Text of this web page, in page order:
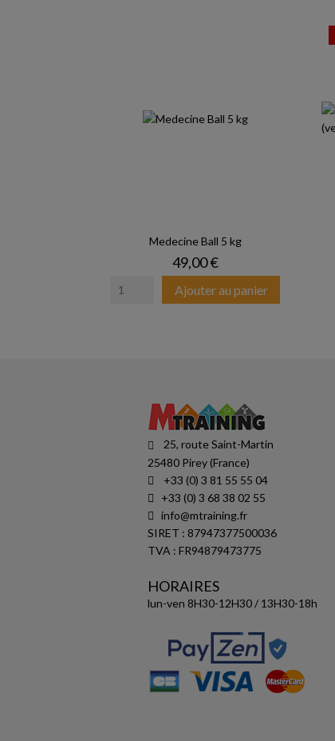
Medecine Ball 5 kg
Prix
49,00 €
Ajouter au panier
25, route Saint-Martin
25480 Pirey (France)
+33 (0) 3 81 55 55 04
+33 (0) 3 68 38 02 55
info@mtraining.fr
SIRET : 87947377500036
TVA : FR94879473775
HORAIRES
lun-ven 8H30-12H30 / 13H30-18h